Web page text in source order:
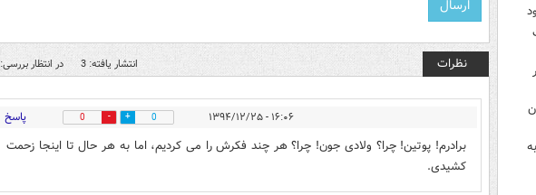
نظرات انتشار یافته: 3 در انتظار بررسی: 0
۱۶:۰۶ - ۱۳۹۴/۱۲/۲۵ 0
0 پاسخ
برادرم! پوتین! چرا؟ ولادی جون! چرا؟ هر چند فکرش را می کردیم، اما به هر حال تا اینجا زحمت
کشیدی.